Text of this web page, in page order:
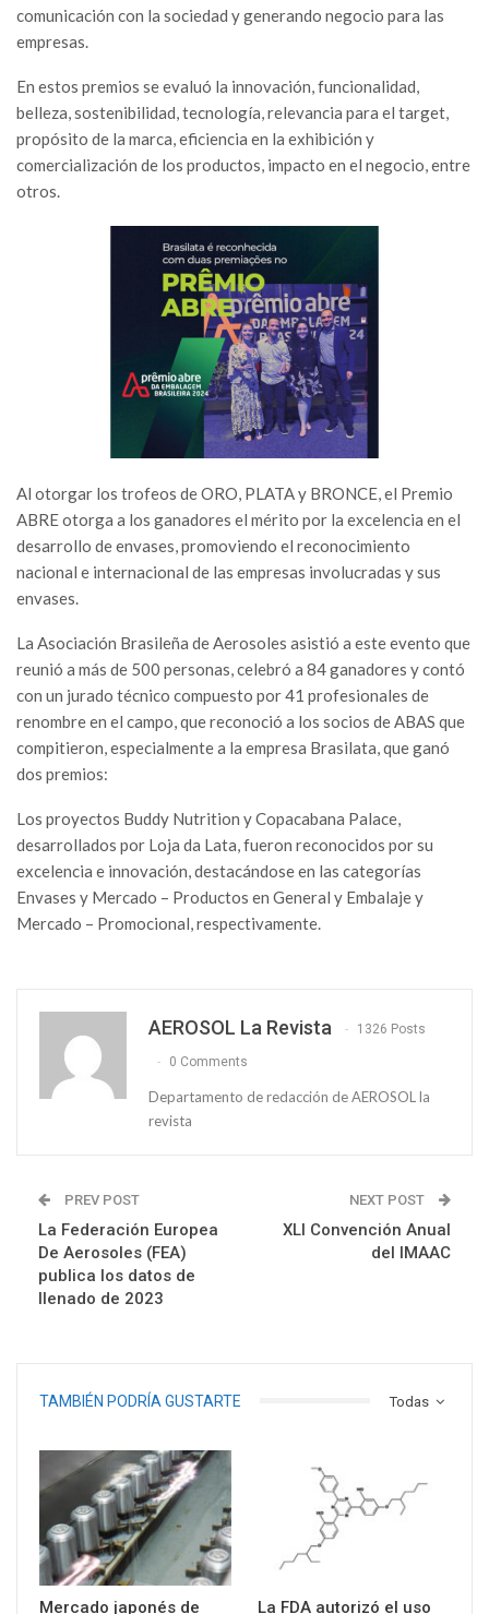
comunicación con la sociedad y generando negocio para las
empresas.
En estos premios se evaluó la innovación, funcionalidad,
belleza, sostenibilidad, tecnología, relevancia para el target,
propósito de la marca, eficiencia en la exhibición y
comercialización de los productos, impacto en el negocio, entre
otros.
Al otorgar los trofeos de ORO, PLATA y BRONCE, el Premio
ABRE otorga a los ganadores el mérito por la excelencia en el
desarrollo de envases, promoviendo el reconocimiento
nacional e internacional de las empresas involucradas y sus
envases.
La Asociación Brasileña de Aerosoles asistió a este evento que
reunió a más de 500 personas, celebró a 84 ganadores y contó
con un jurado técnico compuesto por 41 profesionales de
renombre en el campo, que reconoció a los socios de ABAS que
compitieron, especialmente a la empresa Brasilata, que ganó
dos premios:
Los proyectos Buddy Nutrition y Copacabana Palace,
desarrollados por Loja da Lata, fueron reconocidos por su
excelencia e innovación, destacándose en las categorías
Envases y Mercado – Productos en General y Embalaje y
Mercado – Promocional, respectivamente.
AEROSOL La Revista 1326 Posts
0 Comments
Departamento de redacción de AEROSOL la
revista
PREV POST
La Federación Europea
De Aerosoles (FEA)
publica los datos de
llenado de 2023
NEXT POST
XLI Convención Anual
del IMAAC
Todas
TAMBIÉN PODRÍA GUSTARTE
Mercado japonés de La FDA autorizó el uso